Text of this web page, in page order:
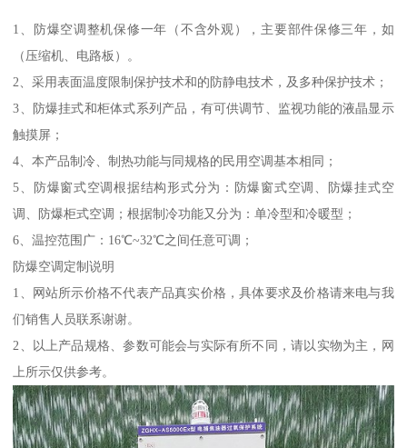
1、防爆空调整机保修一年（不含外观），主要部件保修三年，如
（压缩机、电路板）。
2、采用表面温度限制保护技术和的防静电技术，及多种保护技术；
3、防爆挂式和柜体式系列产品，有可供调节、监视功能的液晶显示
触摸屏；
4、本产品制冷、制热功能与同规格的民用空调基本相同；
5、防爆窗式空调根据结构形式分为：防爆窗式空调、防爆挂式空
调、防爆柜式空调；根据制冷功能又分为：单冷型和冷暖型；
6、温控范围广：16℃~32℃之间任意可调；
防爆空调定制说明
1、网站所示价格不代表产品真实价格，具体要求及价格请来电与我
们销售人员联系谢谢。
2、以上产品规格、参数可能会与实际有所不同，请以实物为主，网
上所示仅供参考。